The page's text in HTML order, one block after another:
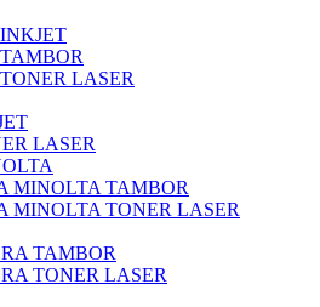
LASER
LASER
MINOLTA TAMBOR
MINOLTA TONER LASER
TAMBOR
TONER LASER